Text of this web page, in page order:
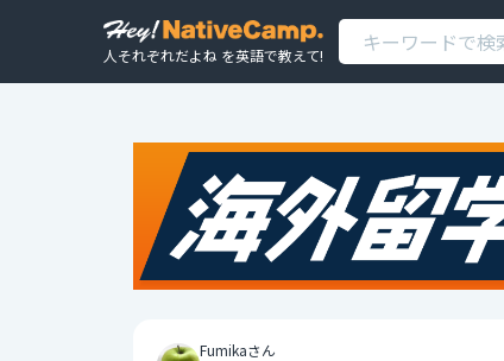
人それぞれだよね を英語で教えて!
Fumikaさん